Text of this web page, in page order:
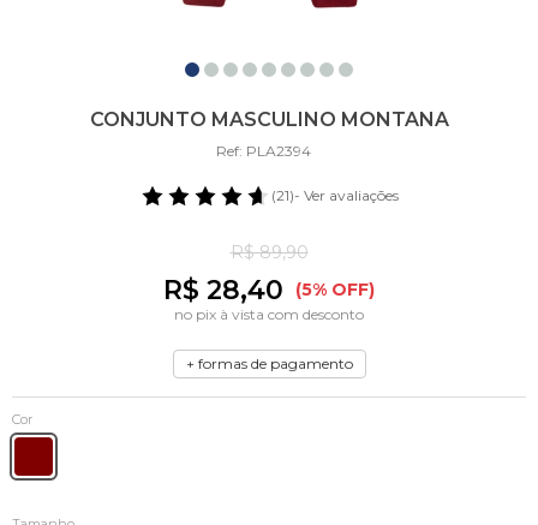
CONJUNTO MASCULINO MONTANA
Ref: PLA2394
(21)- Ver avaliações
R$ 89,90
R$ 28,40 (5% OFF)
no pix à vista com desconto
+ formas de pagamento
Cor